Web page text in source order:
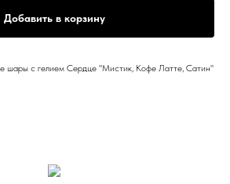
Добавить в корзину
шары с гелием Сердце "Мистик, Кофе Латте, Сатин"